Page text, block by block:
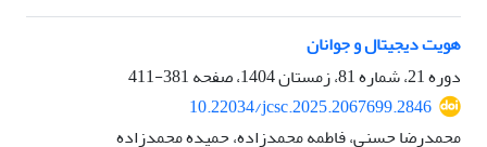
هویت دیجیتال و جوانان
دوره 21، شماره 81، زمستان 1404، صفحه
381-411
10.22034/jcsc.2025.2067699.2846
محمدرضا حسنی، فاطمه محمدزاده، حمیده محمدزاده